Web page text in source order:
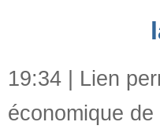
19:34 | Lien
économique de